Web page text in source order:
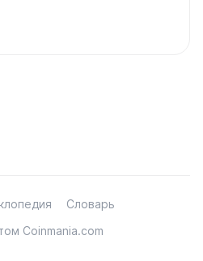
Словарь
Coinmania.com